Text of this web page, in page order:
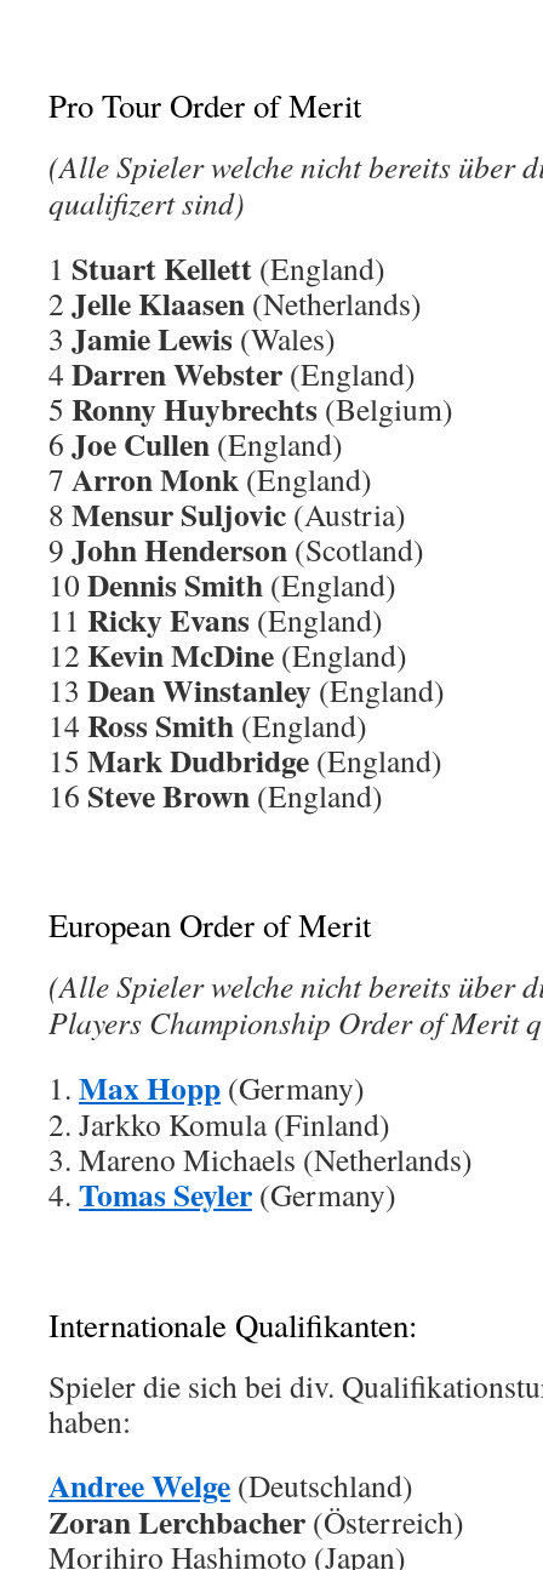
Pro Tour Order of Merit
(Alle Spieler welche nicht bereits über
qualifizert sind)
1 Stuart Kellett (England)
2 Jelle Klaasen (Netherlands)
3 Jamie Lewis (Wales)
4 Darren Webster (England)
5 Ronny Huybrechts (Belgium)
6 Joe Cullen (England)
7 Arron Monk (England)
8 Mensur Suljovic (Austria)
9 John Henderson (Scotland)
10Dennis Smith (England)
11 Ricky Evans (England)
12 Kevin McDine (England)
13 Dean Winstanley (England)
14 Ross Smith (England)
15 Mark Dudbridge (England)
16 Steve Brown (England)
European Order of Merit
(Alle Spieler welche nicht bereits über
Players Championship Order of Merit
1. Max Hopp (Germany)
2. Jarkko Komula (Finland)
3. Mareno Michaels (Netherlands)
4. Tomas Seyler (Germany)
Internationale Qualifikanten:
Spieler die sich bei div.
haben:
Andree Welge (Deutschland)
Zoran Lerchbacher (Österreich)
Morihiro Hashimoto (Japan)